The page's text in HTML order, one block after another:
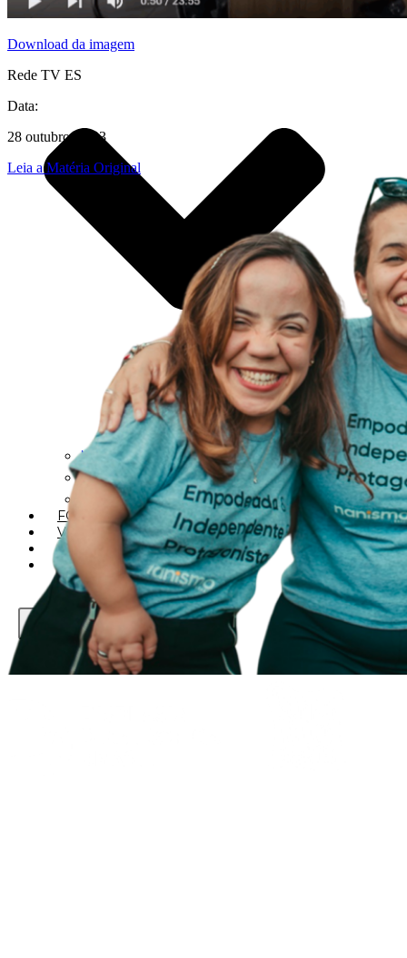
NOTÍCIAS
ARTIGOS
CLIPPING
FOTOS
VÍDEOS
EVENTOS
CADASTRAMENTO
Download da imagem
Rede TV ES
Data:
28 outubro, 2023
Leia a Matéria Original